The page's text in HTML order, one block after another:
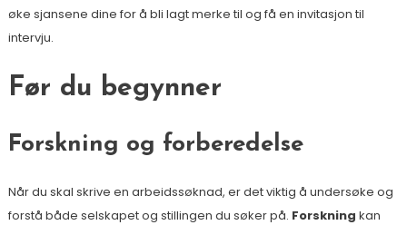
øke sjansene dine for å bli lagt merke til og få en invitasjon til
intervju.
Før du begynner
Forskning og forberedelse
Når du skal skrive en arbeidssøknad, er det viktig å undersøke og
forstå både selskapet og stillingen du søker på. Forskning kan